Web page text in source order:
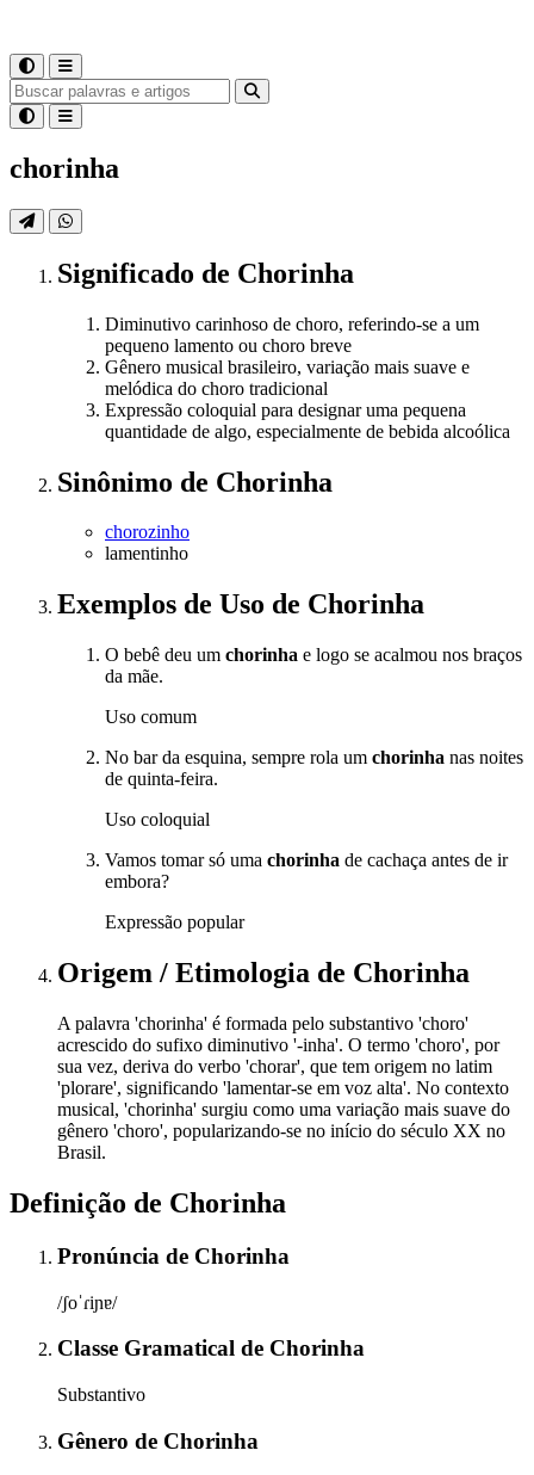
chorinha
Significado de Chorinha
Diminutivo carinhoso de choro, referindo-se a um
pequeno lamento ou choro breve
Gênero musical brasileiro, variação mais suave e
melódica do choro tradicional
Expressão coloquial para designar uma pequena
quantidade de algo, especialmente de bebida alcoólica
Sinônimo de Chorinha
chorozinho
lamentinho
Exemplos de Uso de Chorinha
O bebê deu um chorinha e logo se acalmou nos braços
da mãe.
Uso comum
No bar da esquina, sempre rola um chorinha nas noites
de quinta-feira.
Uso coloquial
Vamos tomar só uma chorinha de cachaça antes de ir
embora?
Expressão popular
Origem / Etimologia de Chorinha
A palavra 'chorinha' é formada pelo substantivo 'choro'
acrescido do sufixo diminutivo '-inha'. O termo 'choro', por
sua vez, deriva do verbo 'chorar', que tem origem no latim
'plorare', significando 'lamentar-se em voz alta'. No contexto
musical, 'chorinha' surgiu como uma variação mais suave do
gênero 'choro', popularizando-se no início do século XX no
Brasil.
Definição de Chorinha
Pronúncia de Chorinha
/ʃoˈɾiɲɐ/
Classe Gramatical de Chorinha
Substantivo
Gênero de Chorinha